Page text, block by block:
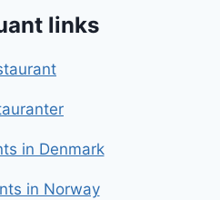
links
in Denmark
in Norway